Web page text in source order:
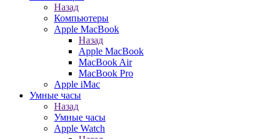
Назад
Компьютеры
Apple MacBook
Назад
Apple MacBook
MacBook Air
MacBook Pro
Apple iMac
Умные часы
Назад
Умные часы
Apple Watch